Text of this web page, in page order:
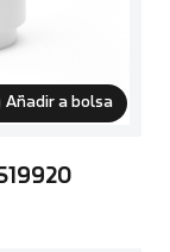
Añadir a bolsa